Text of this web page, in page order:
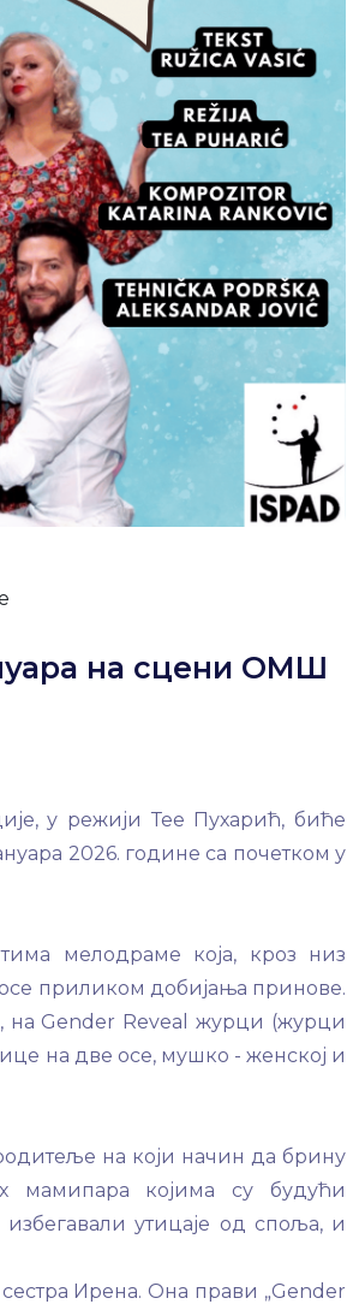
на сцени ОМШ
у режији Тее Пухарић, биће
2026. године са почетком у
мелодраме која, кроз низ
приликом добијања принове.
на Gender Reveal журци (журци
на две осе, мушко - женској и
на који начин да брину
мамипара којима су будући
утицаје од споља, и
Ирена. Она прави „Gender